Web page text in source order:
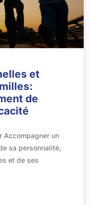
et
de
Accompagner un
sa personnalité,
et de ses